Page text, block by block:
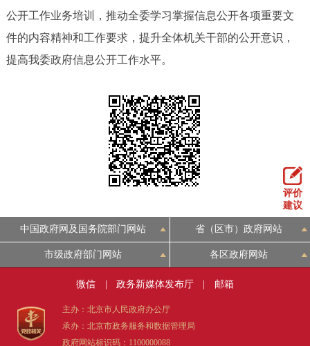
公开工作业务培训，推动全委学习掌握信息公开各项重要文
件的内容精神和工作要求，提升全体机关干部的公开意识，
提高我委政府信息公开工作水平。
评价
建议
中国政府网及国务院部门网站 省（区市）政府网站
市级政府部门网站 各区政府网站
微信 政务新媒体发布厅 邮箱
主办：北京市人民政府办公厅
承办：北京市政务服务和数据管理局
政府网站标识码：1100000088